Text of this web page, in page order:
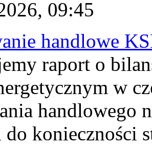
09:45
handlowe
raport o
w
handlowego
konieczności